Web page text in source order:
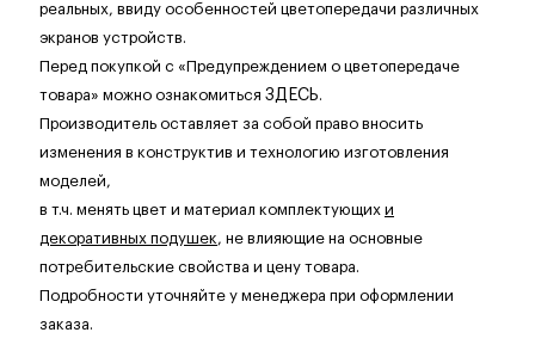
реальных, ввиду особенностей цветопередачи различных
экранов устройств.
Перед покупкой с «Предупреждением о цветопередаче
товара» можно ознакомиться ЗДЕСЬ.
Производитель оставляет за собой право вносить
изменения в конструктив и технологию изготовления
моделей,
в т.ч. менять цвет и материал комплектующих и
декоративных подушек, не влияющие на основные
потребительские свойства и цену товара.
Подробности уточняйте у менеджера при оформлении
заказа.